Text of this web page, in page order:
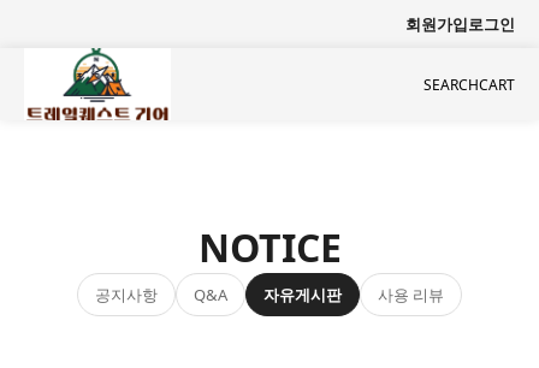
회원가입로그인
SEARCHCART
NOTICE
공지사항 Q&A 자유게시판 사용 리뷰